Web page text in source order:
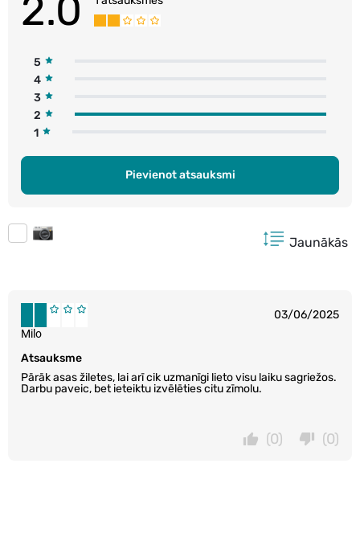
2.0
5
4
3
2
1
Pievienot atsauksmi
Jaunākās
03/06/2025
Atsauksme
Pārāk asas žiletes, lai arī cik uzmanīgi lieto visu laiku sagriežos.
Darbu paveic, bet ieteiktu izvēlēties citu zīmolu.
Milo
(0)
(0)